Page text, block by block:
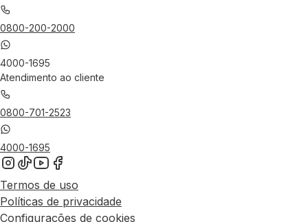
0800-200-2000
4000-1695
Atendimento ao cliente
0800-701-2523
4000-1695
Termos de uso
Políticas de privacidade
Configurações de cookies